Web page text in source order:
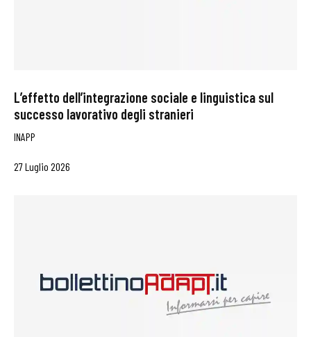
L’effetto dell’integrazione sociale e linguistica sul
successo lavorativo degli stranieri
INAPP
27 Luglio 2026